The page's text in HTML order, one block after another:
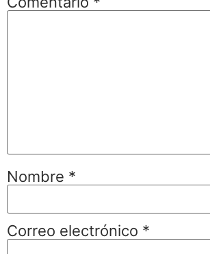
Nombre *
Correo electrónico *